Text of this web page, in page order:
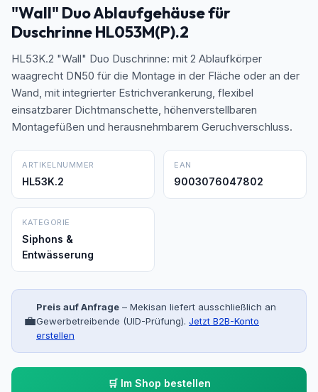
"Wall" Duo Ablaufgehäuse für
Duschrinne HL053M(P).2
HL53K.2 "Wall" Duo Duschrinne: mit 2 Ablaufkörper
waagrecht DN50 für die Montage in der Fläche oder an der
Wand, mit integrierter Estrichverankerung, flexibel
einsatzbarer Dichtmanschette, höhenverstellbaren
Montagefüßen und herausnehmbarem Geruchverschluss.
ARTIKELNUMMER
HL53K.2
EAN
9003076047802
KATEGORIE
Siphons &
Entwässerung
💼
Preis auf Anfrage – Mekisan liefert ausschließlich an
Gewerbetreibende (UID-Prüfung). Jetzt B2B-Konto
erstellen
🛒 Im Shop bestellen